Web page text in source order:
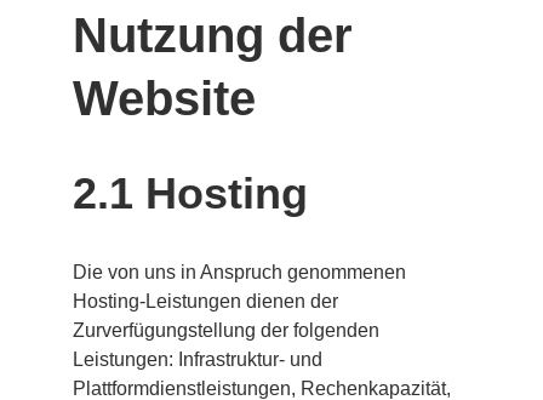
Nutzung der
Website
2.1 Hosting
Die von uns in Anspruch genommenen
Hosting-Leistungen dienen der
Zurverfügungstellung der folgenden
Leistungen: Infrastruktur- und
Plattformdienstleistungen, Rechenkapazität,